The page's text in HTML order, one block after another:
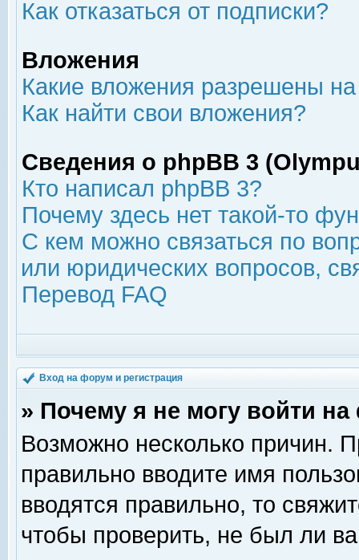
Как отказаться от подписки?
Вложения
Какие вложения разрешены
Как найти свои вложения?
Сведения о phpBB 3
Кто написал phpBB 3?
Почему здесь нет такой-то
С кем можно связаться по
или юридических вопросов,
Перевод FAQ
Вход на форум и регистрация
» Почему я не могу войти
Возможно несколько причин.
правильно вводите имя
вводятся правильно, то
чтобы проверить, не был ли